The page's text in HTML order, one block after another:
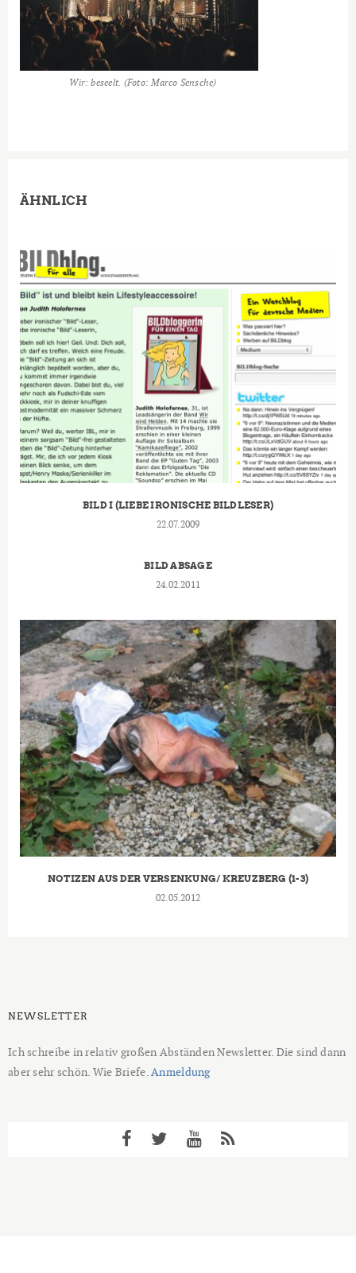
Wir: beseelt. (Foto: Marco Sensche)
ÄHNLICH
BILD I (LIEBE IRONISCHE BILDLESER)
22.07.2009
BILD ABSAGE
24.02.2011
NOTIZEN AUS DER VERSENKUNG/ KREUZBERG (1-3)
02.05.2012
NEWSLETTER
Ich schreibe in relativ großen Abständen Newsletter. Die sind dann
aber sehr schön. Wie Briefe.Anmeldung